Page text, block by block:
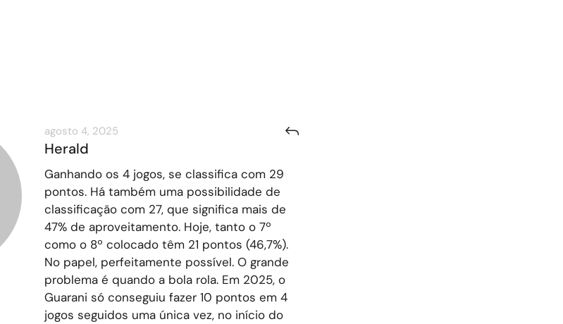
agosto 4, 2025
Herald
Ganhando os 4 jogos, se classifica com 29
pontos. Há também uma possibilidade de
classificação com 27, que significa mais de
47% de aproveitamento. Hoje, tanto o 7º
como o 8º colocado têm 21 pontos (46,7%).
No papel, perfeitamente possível. O grande
problema é quando a bola rola. Em 2025, o
Guarani só conseguiu fazer 10 pontos em 4
jogos seguidos uma única vez, no início do